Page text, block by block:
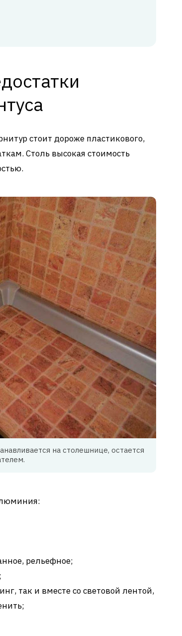
стоит дороже пластикового,
Столь высокая стоимость
на столешнице, остается
рельефное;
так и вместе со световой лентой,